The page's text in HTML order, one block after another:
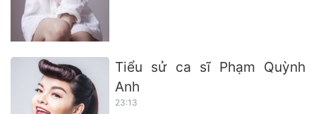
Tiểu sử ca sĩ Phạm Quỳnh
Anh
23:13